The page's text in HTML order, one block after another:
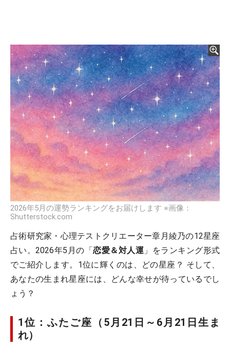
2026年5月の運勢ランキングをお届けします ※画像：
Shutterstock.com
占術研究家・心理テストクリエーター章月綾乃の12星座
占い。2026年5月の「恋愛＆対人運 」をランキング形式
でご紹介します。1位に輝くのは、どの星座？ そして、
あなたの生まれ星座には、どんな幸せが待っているでし
ょう？
1位：ふたご座（5月21日～6月21日生ま
れ）